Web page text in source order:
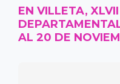
EN VILLETA,
AL 20 DE